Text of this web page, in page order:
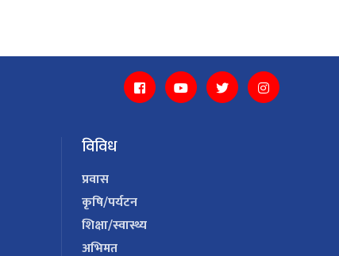
विविध
प्रवास
कृषि/पर्यटन
शिक्षा/स्वास्थ्य
अभिमत